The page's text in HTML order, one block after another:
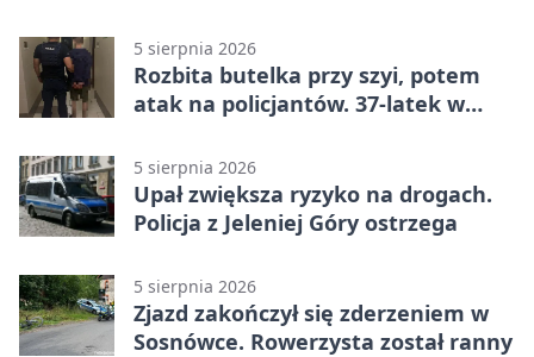
5 sierpnia 2026
Rozbita butelka przy szyi, potem
atak na policjantów. 37-latek w
5 sierpnia 2026
Upał zwiększa ryzyko na drogach.
Policja z Jeleniej Góry ostrzega
5 sierpnia 2026
Zjazd zakończył się zderzeniem w
Sosnówce. Rowerzysta został ranny